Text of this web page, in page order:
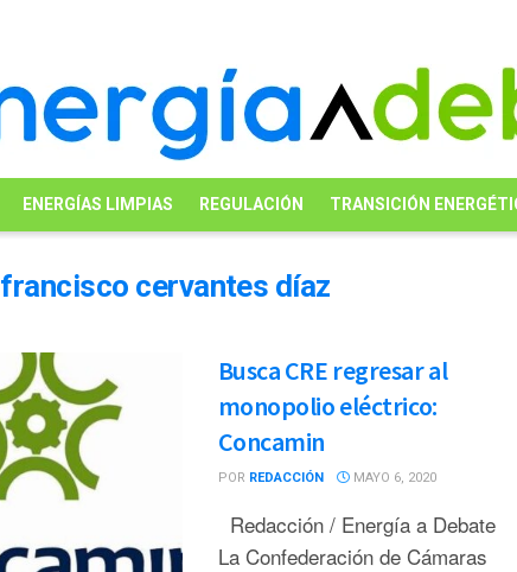
ENERGÍAS LIMPIAS REGULACIÓN TRANSICIÓN
francisco cervantes díaz
Busca CRE regresar al
monopolio eléctrico:
Concamin
POR REDACCIÓN MAYO 6, 2020
Redacción / Energía a Debate
La Confederación de Cámaras